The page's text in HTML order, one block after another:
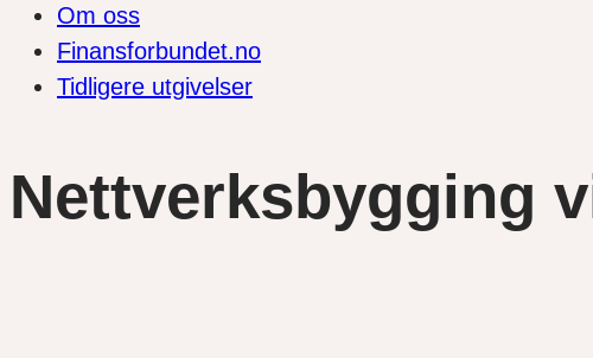
Om oss
Finansforbundet.no
Tidligere utgivelser
Nettverksbygging